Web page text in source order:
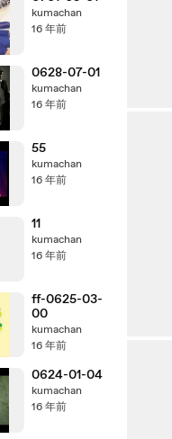
kumachan
16 年前
0628-07-01
kumachan
16 年前
55
kumachan
16 年前
11
kumachan
16 年前
ff-0625-03-
00
kumachan
16 年前
0624-01-04
kumachan
16 年前